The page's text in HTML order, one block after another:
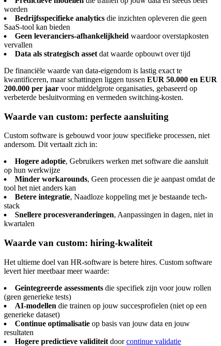
worden
Bedrijfsspecifieke analytics die inzichten opleveren die geen
SaaS-tool kan bieden
Geen leveranciers-afhankelijkheid waardoor overstapkosten
vervallen
Data als strategisch asset dat waarde opbouwt over tijd
De financiële waarde van data-eigendom is lastig exact te
kwantificeren, maar schattingen liggen tussen EUR 50.000 en EUR
200.000 per jaar voor middelgrote organisaties, gebaseerd op
verbeterde besluitvorming en vermeden switching-kosten.
Waarde van custom: perfecte aansluiting
Custom software is gebouwd voor jouw specifieke processen, niet
andersom. Dit vertaalt zich in:
Hogere adoptie, Gebruikers werken met software die aansluit
op hun werkwijze
Minder workarounds, Geen processen die je aanpast omdat de
tool het niet anders kan
Betere integratie, Naadloze koppeling met je bestaande tech-
stack
Snellere procesveranderingen, Aanpassingen in dagen, niet in
kwartalen
Waarde van custom: hiring-kwaliteit
Het ultieme doel van HR-software is betere hires. Custom software
levert hier meetbaar meer waarde:
Geintegreerde assessments die specifiek zijn voor jouw rollen
(geen generieke tests)
AI-modellen die trainen op jouw succesprofielen (niet op een
generieke dataset)
Continue optimalisatie op basis van jouw data en jouw
resultaten
Hogere predictieve validiteit doorcontinue validatie